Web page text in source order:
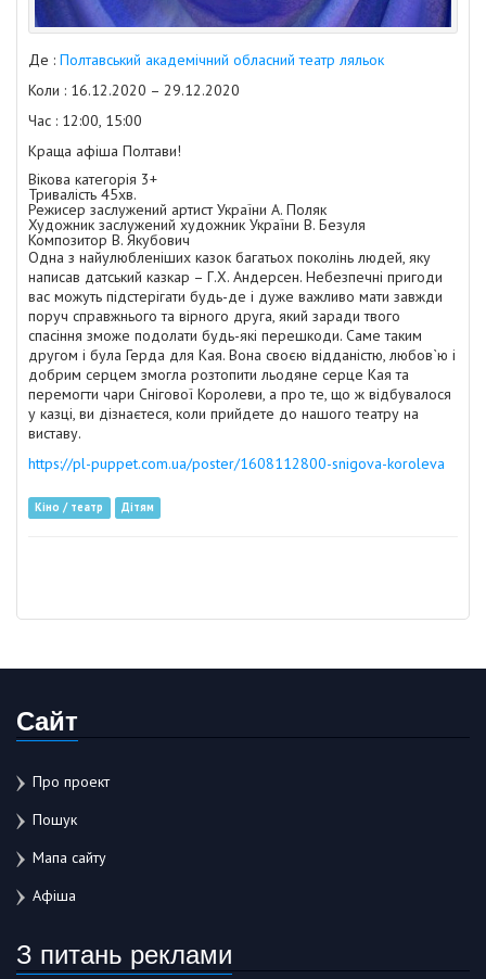
Де : Полтавський академічний обласний театр ляльок
Коли : 16.12.2020 – 29.12.2020
Час : 12:00, 15:00
Краща афіша Полтави!
Вікова категорія 3+
Тривалість 45хв.
Режисер заслужений артист України А. Поляк
Художник заслужений художник України В. Безуля
Композитор В. Якубович
Одна з найулюбленіших казок багатьох поколінь людей, яку
написав датський казкар – Г.Х. Андерсен. Небезпечні пригоди
вас можуть підстерігати будь-де і дуже важливо мати завжди
поруч справжнього та вірного друга, який заради твого
спасіння зможе подолати будь-які перешкоди. Саме таким
другом і була Герда для Кая. Вона своєю відданістю, любов`ю і
добрим серцем змогла розтопити льодяне серце Кая та
перемогти чари Снігової Королеви, а про те, що ж відбувалося
у казці, ви дізнаєтеся, коли прийдете до нашого театру на
виставу.
https://pl-puppet.com.ua/poster/1608112800-snigova-koroleva
Кіно / театр Дітям
Сайт
Про проект
Пошук
Мапа сайту
Афіша
З питань реклами